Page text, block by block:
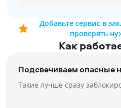
Добавьте сервис в
проверять
Как
Подсвечиваем опасные
Такие лучше сразу